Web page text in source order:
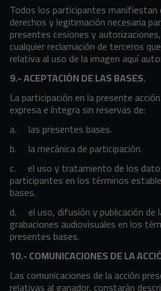
Todos los participantes
derechos y legitimación necesaria
presentes cesiones y
cualquier reclamación de terceros
relativa al uso de la imagen aquí
9.- ACEPTACIÓN DE LAS BASES.
La participación en la presente
expresa e íntegra sin reservas de:
a. las presentes bases.
b. la mecánica de participación.
c. el uso y tratamiento de los
participantes en los términos
bases.
d. el uso, difusión y publicación
grabaciones audiovisuales en los
presentes bases.
10.- COMUNICACIONES DE LA
Las comunicaciones de la acción
relativas al ganador, constarán